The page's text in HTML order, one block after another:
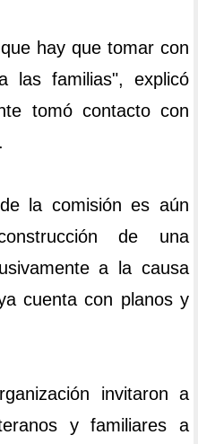
hay que tomar con
las familias", explicó
tomó contacto con
la comisión es aún
de una
a la causa
cuenta con planos y
invitaron a
y familiares a